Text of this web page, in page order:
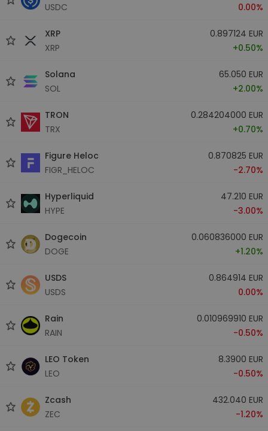
USDC
0.00%
XRP
XRP
0.897124 EUR
+0.50%
Solana
SOL
65.050 EUR
+2.00%
TRON
TRX
0.284204000 EUR
+0.70%
Figure Heloc
FIGR_HELOC
0.870825 EUR
-2.70%
Hyperliquid
HYPE
47.210 EUR
-3.00%
Dogecoin
DOGE
0.060836000 EUR
+1.20%
USDS
USDS
0.864914 EUR
0.00%
Rain
RAIN
0.010969910 EUR
-0.50%
LEO Token
LEO
8.3900 EUR
-0.50%
Zcash
ZEC
432.040 EUR
-1.20%